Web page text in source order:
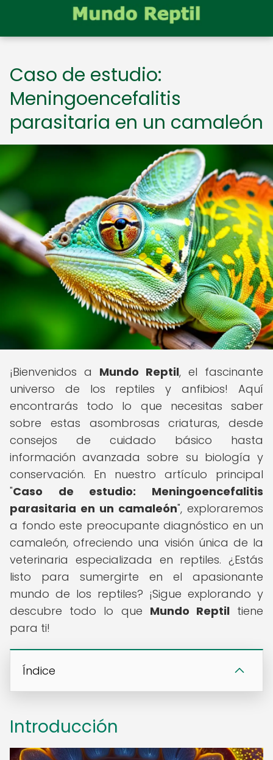
Caso de estudio:
Meningoencefalitis
parasitaria en un camaleón
¡Bienvenidos a Mundo Reptil, el fascinante
universo de los reptiles y anfibios! Aquí
encontrarás todo lo que necesitas saber
sobre estas asombrosas criaturas, desde
consejos de cuidado básico hasta
información avanzada sobre su biología y
conservación. En nuestro artículo principal
"Caso de estudio: Meningoencefalitis
parasitaria en un camaleón", exploraremos
a fondo este preocupante diagnóstico en un
camaleón, ofreciendo una visión única de la
veterinaria especializada en reptiles. ¿Estás
listo para sumergirte en el apasionante
mundo de los reptiles? ¡Sigue explorando y
descubre todo lo que Mundo Reptiltiene
para ti!
Índice
Introducción